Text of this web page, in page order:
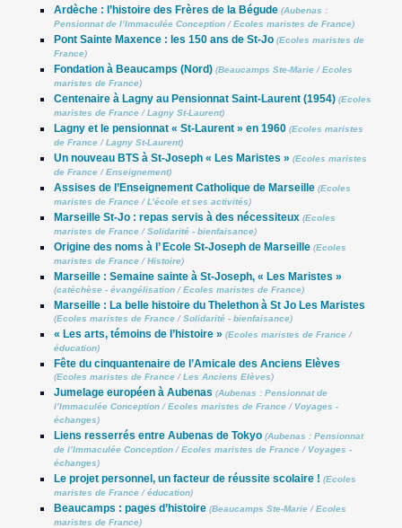
Ardèche : l’histoire des Frères de la Bégude (Aubenas :
Pensionnat de l’Immaculée Conception /Ecoles maristes de France)
Pont Sainte Maxence : les 150 ans de St-Jo (Ecoles maristes de
France)
Fondation à Beaucamps (Nord) (Beaucamps Ste-Marie /Ecoles
maristes de France)
Centenaire à Lagny au Pensionnat Saint-Laurent (1954) (Ecoles
maristes de France /Lagny St-Laurent)
Lagny et le pensionnat « St-Laurent » en 1960 (Ecoles maristes
de France /Lagny St-Laurent)
Un nouveau BTS à St-Joseph « Les Maristes » (Ecoles maristes
de France /Enseignement)
Assises de l’Enseignement Catholique de Marseille (Ecoles
maristes de France /L’école et ses activités)
Marseille St-Jo : repas servis à des nécessiteux (Ecoles
maristes de France /Solidarité - bienfaisance)
Origine des noms à l’ Ecole St-Joseph de Marseille (Ecoles
maristes de France /Histoire)
Marseille : Semaine sainte à St-Joseph, « Les Maristes »
(catéchèse - évangélisation /Ecoles maristes de France)
Marseille : La belle histoire du Thelethon à St Jo Les Maristes
(Ecoles maristes de France /Solidarité - bienfaisance)
« Les arts, témoins de l’histoire » (Ecoles maristes de France /
éducation)
Fête du cinquantenaire de l’Amicale des Anciens Elèves
(Ecoles maristes de France /Les Anciens Elèves)
Jumelage européen à Aubenas (Aubenas : Pensionnat de
l’Immaculée Conception /Ecoles maristes de France / Voyages -
échanges)
Liens resserrés entre Aubenas de Tokyo (Aubenas : Pensionnat
de l’Immaculée Conception /Ecoles maristes de France / Voyages -
échanges)
Le projet personnel, un facteur de réussite scolaire ! (Ecoles
maristes de France /éducation)
Beaucamps : pages d’histoire (Beaucamps Ste-Marie /Ecoles
maristes de France)